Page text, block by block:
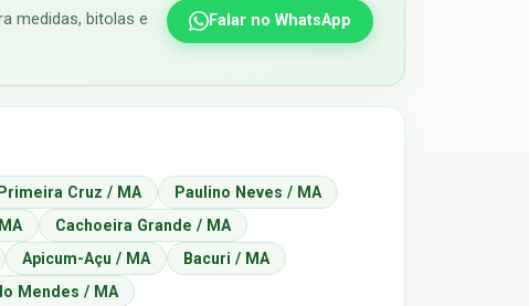
medidas, bitolas e
Falar no WhatsApp
Primeira Cruz / MA
Paulino Neves / MA
Cachoeira Grande / MA
Apicum-Açu / MA
Bacuri / MA
Mendes / MA